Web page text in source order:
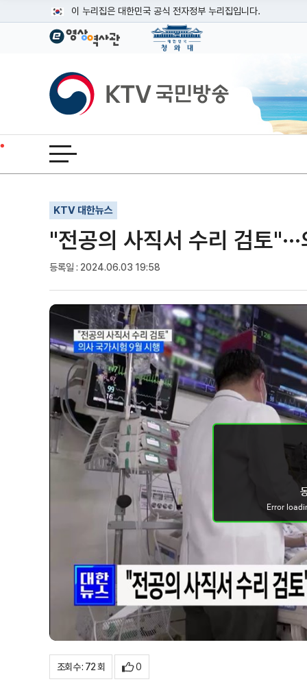
이 누리집은 대한민국 공식 전자정부 누리집입니다.
공식 누리집 주소 확인하기
이밖에 or.kr 또는 .kr등 다른 도메인 주소를 사용하고 있다면 아
운영중인 공식 누리집보기
KTV국민방송
전체메뉴 열기
KTV 대한뉴스
"전공의 사직서 수리 검토
등록일 : 2024.06.03 19:58
기사인쇄
글자확대
글자축소
조회수 : 72 회 0